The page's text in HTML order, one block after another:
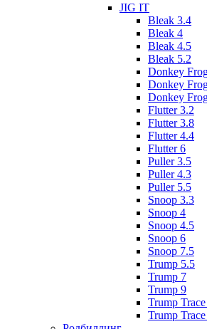
JIG IT
Bleak 3.4
Bleak 4
Bleak 4.5
Bleak 5.2
Donkey
Donkey
Donkey
Flutter 3.2
Flutter 3.8
Flutter 4.4
Flutter 6
Puller 3.5
Puller 4.3
Puller 5.5
Snoop 3.3
Snoop 4
Snoop 4.5
Snoop 6
Snoop 7.5
Trump 5.5
Trump 7
Trump 9
Trump
Trump